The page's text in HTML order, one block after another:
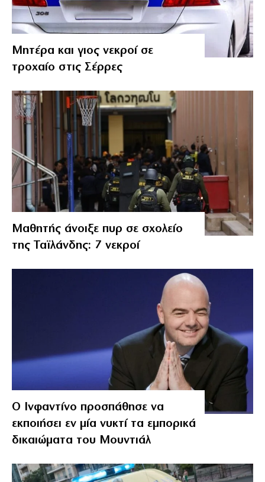
Μητέρα και γιος νεκροί σε
τροχαίο στις Σέρρες
Μαθητής άνοιξε πυρ σε σχολείο
της Ταϊλάνδης: 7 νεκροί
Ο Ινφαντίνο προσπάθησε να
εκποιήσει εν μία νυκτί τα εμπορικά
δικαιώματα του Μουντιάλ